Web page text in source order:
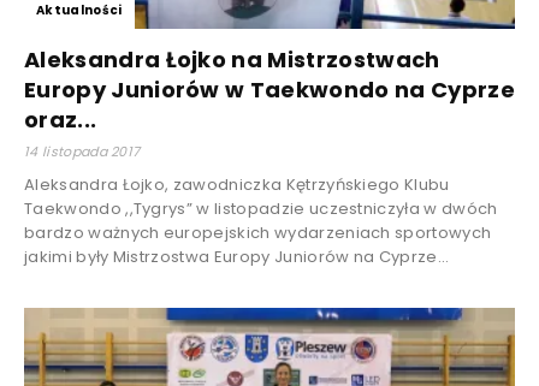
Aktualności
Aleksandra Łojko na Mistrzostwach
Europy Juniorów w Taekwondo na Cyprze
oraz...
14 listopada 2017
Aleksandra Łojko, zawodniczka Kętrzyńskiego Klubu
Taekwondo ,,Tygrys” w listopadzie uczestniczyła w dwóch
bardzo ważnych europejskich wydarzeniach sportowych
jakimi były Mistrzostwa Europy Juniorów na Cyprze...